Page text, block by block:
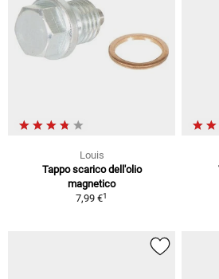
Louis
Tappo scarico dell'olio
magnetico
7,99 €1